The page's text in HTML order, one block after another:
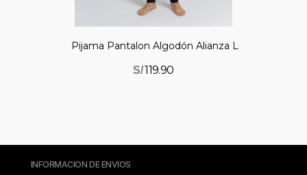
Pijama Pantalon Algodón Alianza Lima
S/119.90
INFORMACION DE ENVIOS